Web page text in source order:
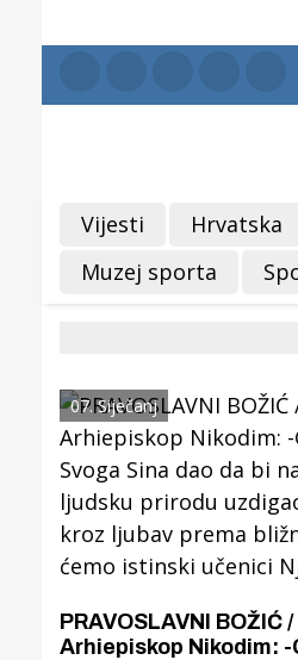
Vijesti Hrvatska
Muzej sporta
07. Siječanj
PRAVOSLAVNI BOŽIĆ /
Arhiepiskop Nikodim: -